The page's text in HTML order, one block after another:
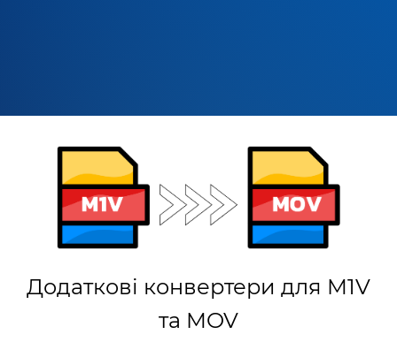
Додаткові конвертери для M1V
та MOV